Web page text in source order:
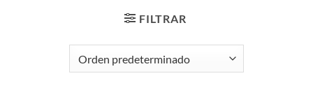
FILTRAR